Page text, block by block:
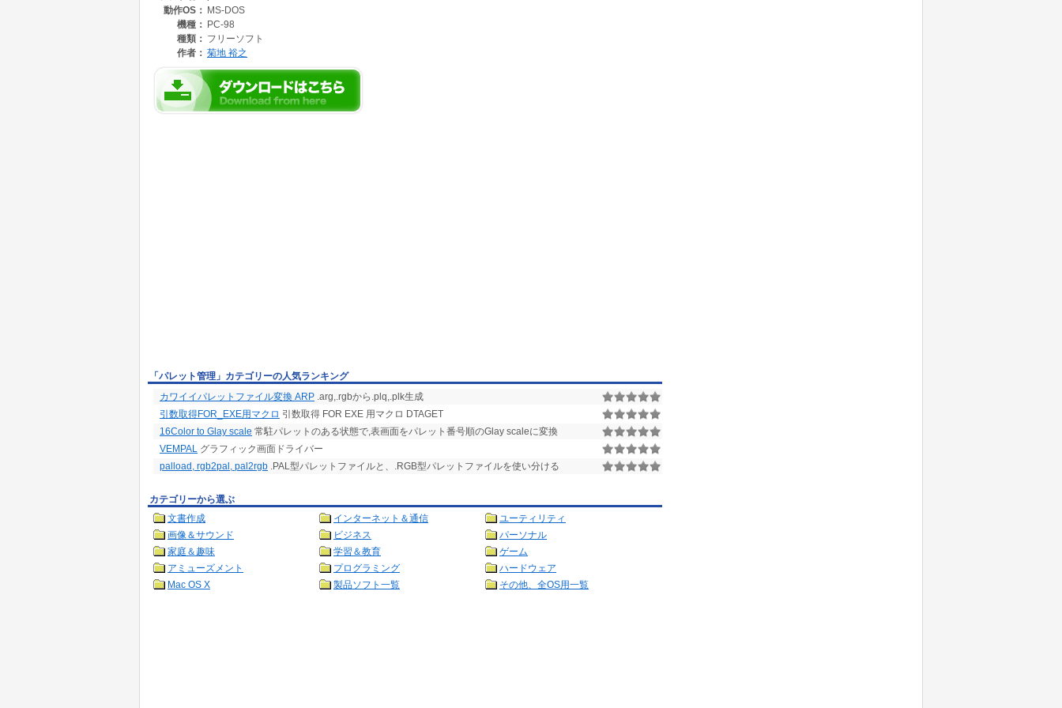
動作OS： MS-DOS
機種： PC-98
種類： フリーソフト
作者： 菊地 裕之
「パレット管理」カテゴリーの人気ランキング
カワイイパレットファイル変換 ARP .arg,.rgbから.plq,.plk生成
引数取得FOR_EXE用マクロ 引数取得 FOR EXE 用マクロ DTAGET
16Color to Glay scale 常駐パレットのある状態で,表画面をパレット番号順のGlay scaleに変換
VEMPAL グラフィック画面ドライバー
palload, rgb2pal, pal2rgb .PAL型パレットファイルと、.RGB型パレットファイルを使い分ける
カテゴリーから選ぶ
文書作成
インターネット＆通信
ユーティリティ
画像＆サウンド
ビジネス
パーソナル
家庭＆趣味
学習＆教育
ゲーム
アミューズメント
プログラミング
ハードウェア
Mac OS X
製品ソフト一覧 その他、全OS用一覧